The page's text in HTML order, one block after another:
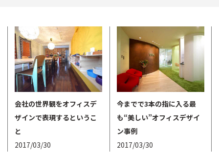
会社の世界観をオフィスデ
ザインで表現するというこ
と
2017/03/30
今までで3本の指に入る最
も“美しい”オフィスデザイ
ン事例
2017/03/30